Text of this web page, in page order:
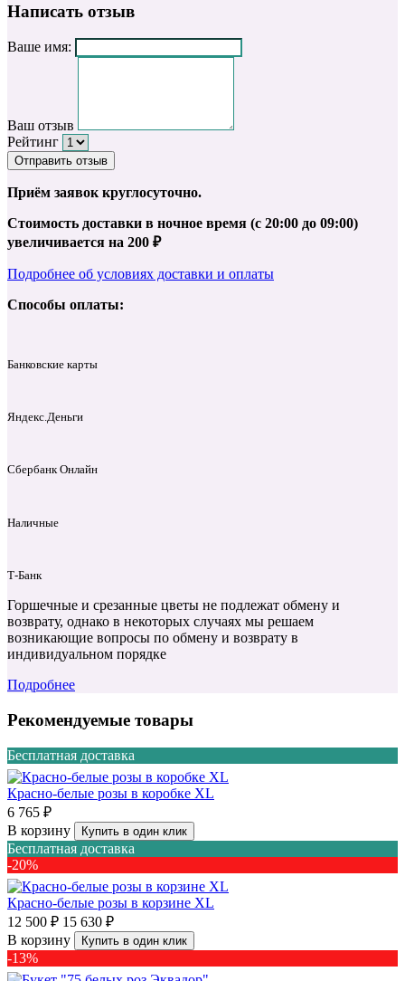
Написать отзыв
Ваше имя:
Ваш отзыв
Рейтинг
Отправить отзыв
Приём заявок круглосуточно.
Стоимость доставки в ночное время (с 20:00 до 09:00)
увеличивается на 200 ₽
Подробнее об условиях доставки и оплаты
Способы оплаты:
Банковские карты
Яндекс.Деньги
Сбербанк Онлайн
Наличные
Т‑Банк
Горшечные и срезанные цветы не подлежат обмену и
возврату, однако в некоторых случаях мы решаем
возникающие вопросы по обмену и возврату в
индивидуальном порядке
Подробнее
Рекомендуемые товары
Бесплатная доставка
Красно-белые розы в коробке XL
6 765 ₽
В корзину
Купить в один клик
Бесплатная доставка
-20%
Красно-белые розы в корзине XL
12 500 ₽ 15 630 ₽
В корзину
Купить в один клик
-13%